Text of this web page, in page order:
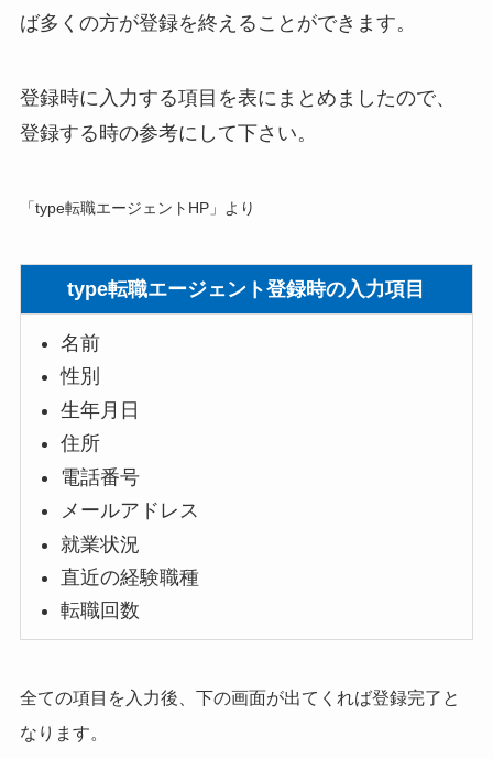
ば多くの方が登録を終えることができます。
登録時に入力する項目を表にまとめましたので、
登録する時の参考にして下さい。
「type転職エージェントHP」より
type転職エージェント登録時の入力項目
名前
性別
生年月日
住所
電話番号
メールアドレス
就業状況
直近の経験職種
転職回数
全ての項目を入力後、下の画面が出てくれば登録完了と
なります。